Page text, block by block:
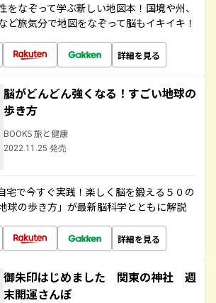
をなぞって学ぶ新しい地図本！国境や州、
ど旅気分で地図をなぞって脳もイキイキ！
詳細を見る
脳がどんどん強くなる！すごい地球の
歩き方
BOOKS 旅と健康
2022.11.25 発売
宅で今すぐ実践！楽しく脳を鍛える５０の
球の歩き方」が最新脳科学とともに解説
詳細を見る
御朱印はじめました 関東の神社 週
末開運さんぽ